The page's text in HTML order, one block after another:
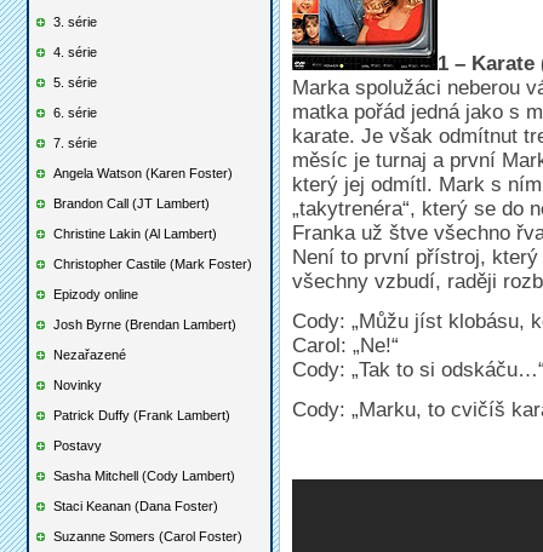
3. série
4. série
5. série
6. série
7. série
Angela Watson (Karen Foster)
Brandon Call (JT Lambert)
Christine Lakin (Al Lambert)
Christopher Castile (Mark Foster)
Epizody online
Josh Byrne (Brendan Lambert)
Nezařazené
Novinky
Patrick Duffy (Frank Lambert)
Postavy
Sasha Mitchell (Cody Lambert)
Staci Keanan (Dana Foster)
Suzanne Somers (Carol Foster)
1 –
Marka spolužáci neberou
matka pořád jedná jako s
karate. Je však odmítnut
měsíc je turnaj a první
který jej odmítl. Mark s
„takytrenéra“, který se do
Franka už štve všechno
Není to první přístroj,
všechny vzbudí, raději
Cody: „Můžu jíst klobásu,
Carol: „Ne!“
Cody: „Tak to si
Cody: „Marku, to cvičíš